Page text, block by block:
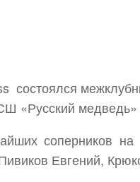
состоялся
«Русский медведь»
соперников
Евгений,